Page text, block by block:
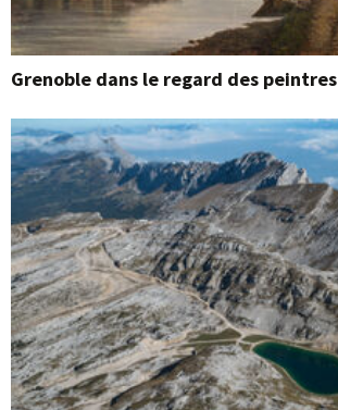
Grenoble dans le regard des peintres